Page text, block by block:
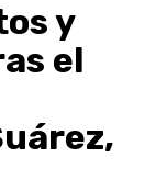
y
el